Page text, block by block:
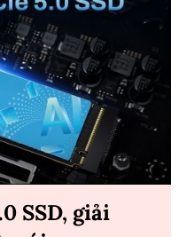
SSD, giải